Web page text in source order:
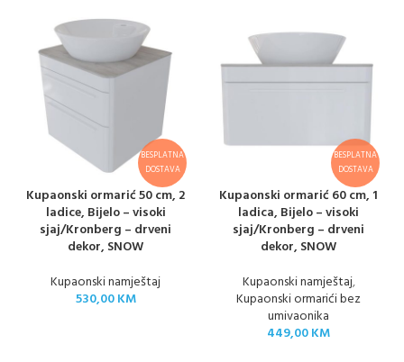
BESPLATNA
DOSTAVA
Kupaonski ormarić 50 cm, 2
ladice, Bijelo – visoki
sjaj/Kronberg – drveni
dekor, SNOW
Kupaonski namještaj
530,00KM
BESPLATNA
DOSTAVA
Kupaonski ormarić 60 cm, 1
ladica, Bijelo – visoki
sjaj/Kronberg – drveni
dekor, SNOW
Kupaonski namještaj,
Kupaonski ormarići bez
umivaonika
449,00KM